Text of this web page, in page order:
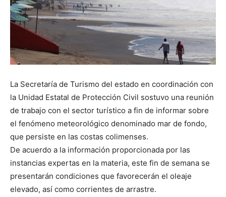
La Secretaría de Turismo del estado en coordinación con
la Unidad Estatal de Protección Civil sostuvo una reunión
de trabajo con el sector turístico a fin de informar sobre
el fenómeno meteorológico denominado mar de fondo,
que persiste en las costas colimenses.
De acuerdo a la información proporcionada por las
instancias expertas en la materia, este fin de semana se
presentarán condiciones que favorecerán el oleaje
elevado, así como corrientes de arrastre.